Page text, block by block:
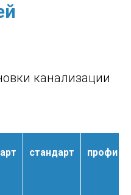
канализации
стандарт профи